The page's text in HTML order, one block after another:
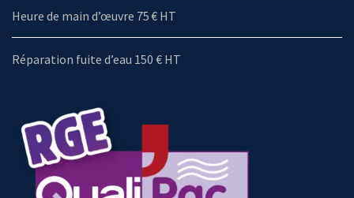
Heure de main d’œuvre 75 € HT
Réparation fuite d’eau 150 € HT